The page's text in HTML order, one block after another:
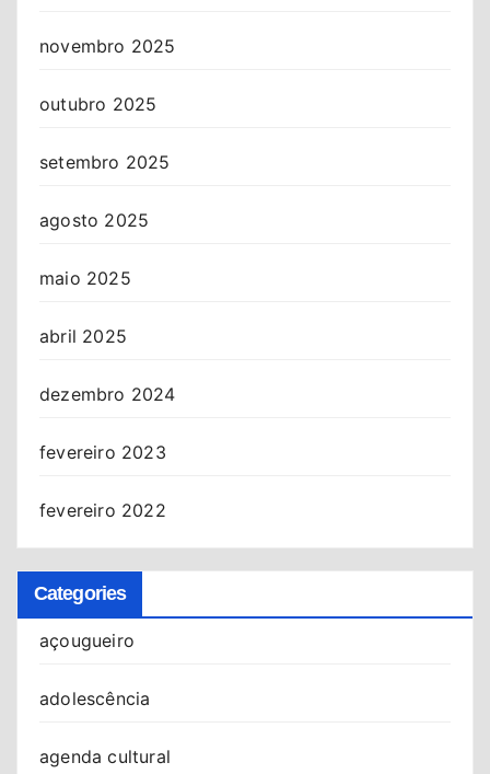
novembro 2025
outubro 2025
setembro 2025
agosto 2025
maio 2025
abril 2025
dezembro 2024
fevereiro 2023
fevereiro 2022
Categories
açougueiro
adolescência
agenda cultural